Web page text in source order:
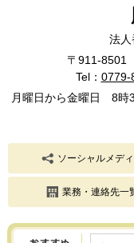
法
〒911-8501
Tel： 0779-
月曜日から金曜日 8時
ソーシャルメデ
業務・連絡先一